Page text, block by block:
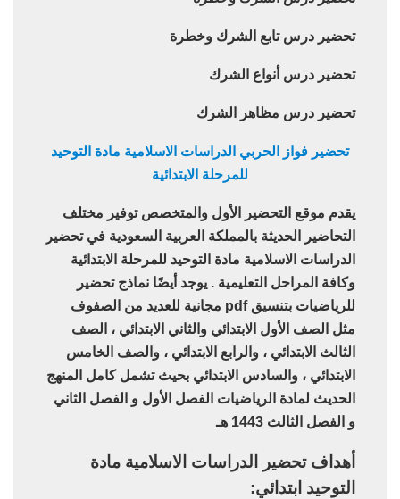
تحضير درس تابع الشرك وخطرة
تحضير درس أنواع الشرك
تحضير درس مظاهر الشرك
تحضير فواز الحربي الدراسات الاسلامية مادة التوحيد
للمرحلة الابتدائية
يقدم موقع التحضير الأول والمتخصص توفير مختلف
التحاضير الحديثة بالمملكة العربية السعودية في تحضير
الدراسات الاسلامية مادة التوحيد للمرحلة الابتدائية
وكافة المراحل التعليمية . يوجد أيضًا نماذج تحضير
للرياضيات بتنسيق pdf مجانية للعديد من الصفوف
مثل الصف الأول الابتدائي والثاني الابتدائي ، الصف
الثالث الابتدائي ، والرابع الابتدائي ، والصف الخامس
الابتدائي ، والسادس الابتدائي بحيث تشمل كامل المنهج
الحديث لمادة الرياضيات الفصل الأول و الفصل الثاني
و الفصل الثالث 1443 هـ
أهداف تحضير الدراسات الاسلامية مادة
التوحيد ابتدائي: